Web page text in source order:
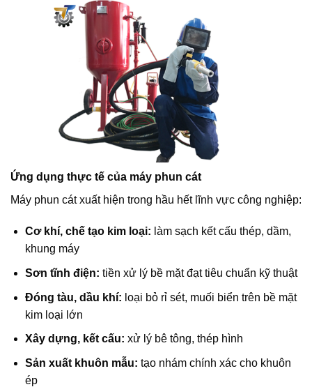
Ứng dụng thực tế của máy phun cát
Máy phun cát xuất hiện trong hầu hết lĩnh vực công nghiệp:
Cơ khí, chế tạo kim loại: làm sạch kết cấu thép, dầm,
khung máy
Sơn tĩnh điện: tiền xử lý bề mặt đạt tiêu chuẩn kỹ thuật
Đóng tàu, dầu khí: loại bỏ rỉ sét, muối biển trên bề mặt
kim loại lớn
Xây dựng, kết cấu: xử lý bê tông, thép hình
Sản xuất khuôn mẫu: tạo nhám chính xác cho khuôn
ép